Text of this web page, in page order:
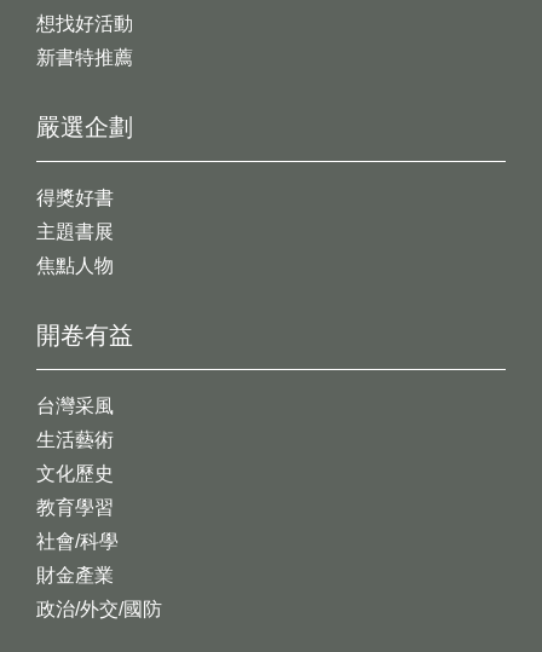
想找好活動
新書特推薦
開卷有益
台灣采風
生活藝術
文化歷史
教育學習
社會/科學
財金產業
政治/外交/國防
嚴選企劃
得獎好書
主題書展
焦點人物